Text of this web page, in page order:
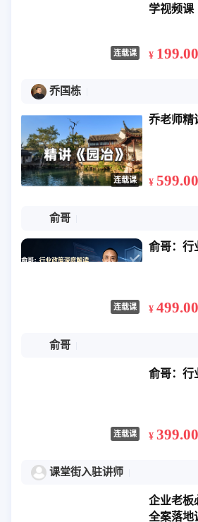
连载课
学视频课
¥ 199.00
乔国栋
连载课
乔老师精
¥ 599.00
俞哥
连载课
俞哥：行
¥ 499.00
俞哥
连载课
俞哥：行
¥ 399.00
课堂街入驻讲师
企业老板
全案落地